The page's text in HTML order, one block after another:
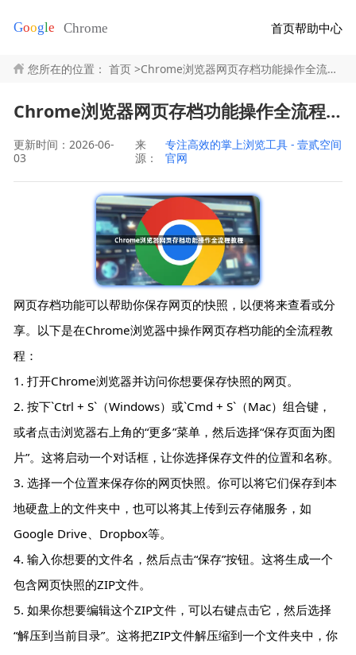
首页帮助中心
您所在的位置： 首页 >Chrome浏览器网页存档功能操作全流程教程
Chrome浏览器网页存档功能操作全流程教程
更新时间：2026-06-
03
来
源：
专注高效的掌上浏览工具 - 壹贰空间
官网
网页存档功能可以帮助你保存网页的快照，以便将来查看或分
享。以下是在Chrome浏览器中操作网页存档功能的全流程教
程：
1. 打开Chrome浏览器并访问你想要保存快照的网页。
2. 按下`Ctrl + S`（Windows）或`Cmd + S`（Mac）组合键，
或者点击浏览器右上角的“更多”菜单，然后选择“保存页面为图
片”。这将启动一个对话框，让你选择保存文件的位置和名称。
3. 选择一个位置来保存你的网页快照。你可以将它们保存到本
地硬盘上的文件夹中，也可以将其上传到云存储服务，如
Google Drive、Dropbox等。
4. 输入你想要的文件名，然后点击“保存”按钮。这将生成一个
包含网页快照的ZIP文件。
5. 如果你想要编辑这个ZIP文件，可以右键点击它，然后选择
“解压到当前目录”。这将把ZIP文件解压缩到一个文件夹中，你